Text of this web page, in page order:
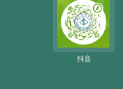
抖音